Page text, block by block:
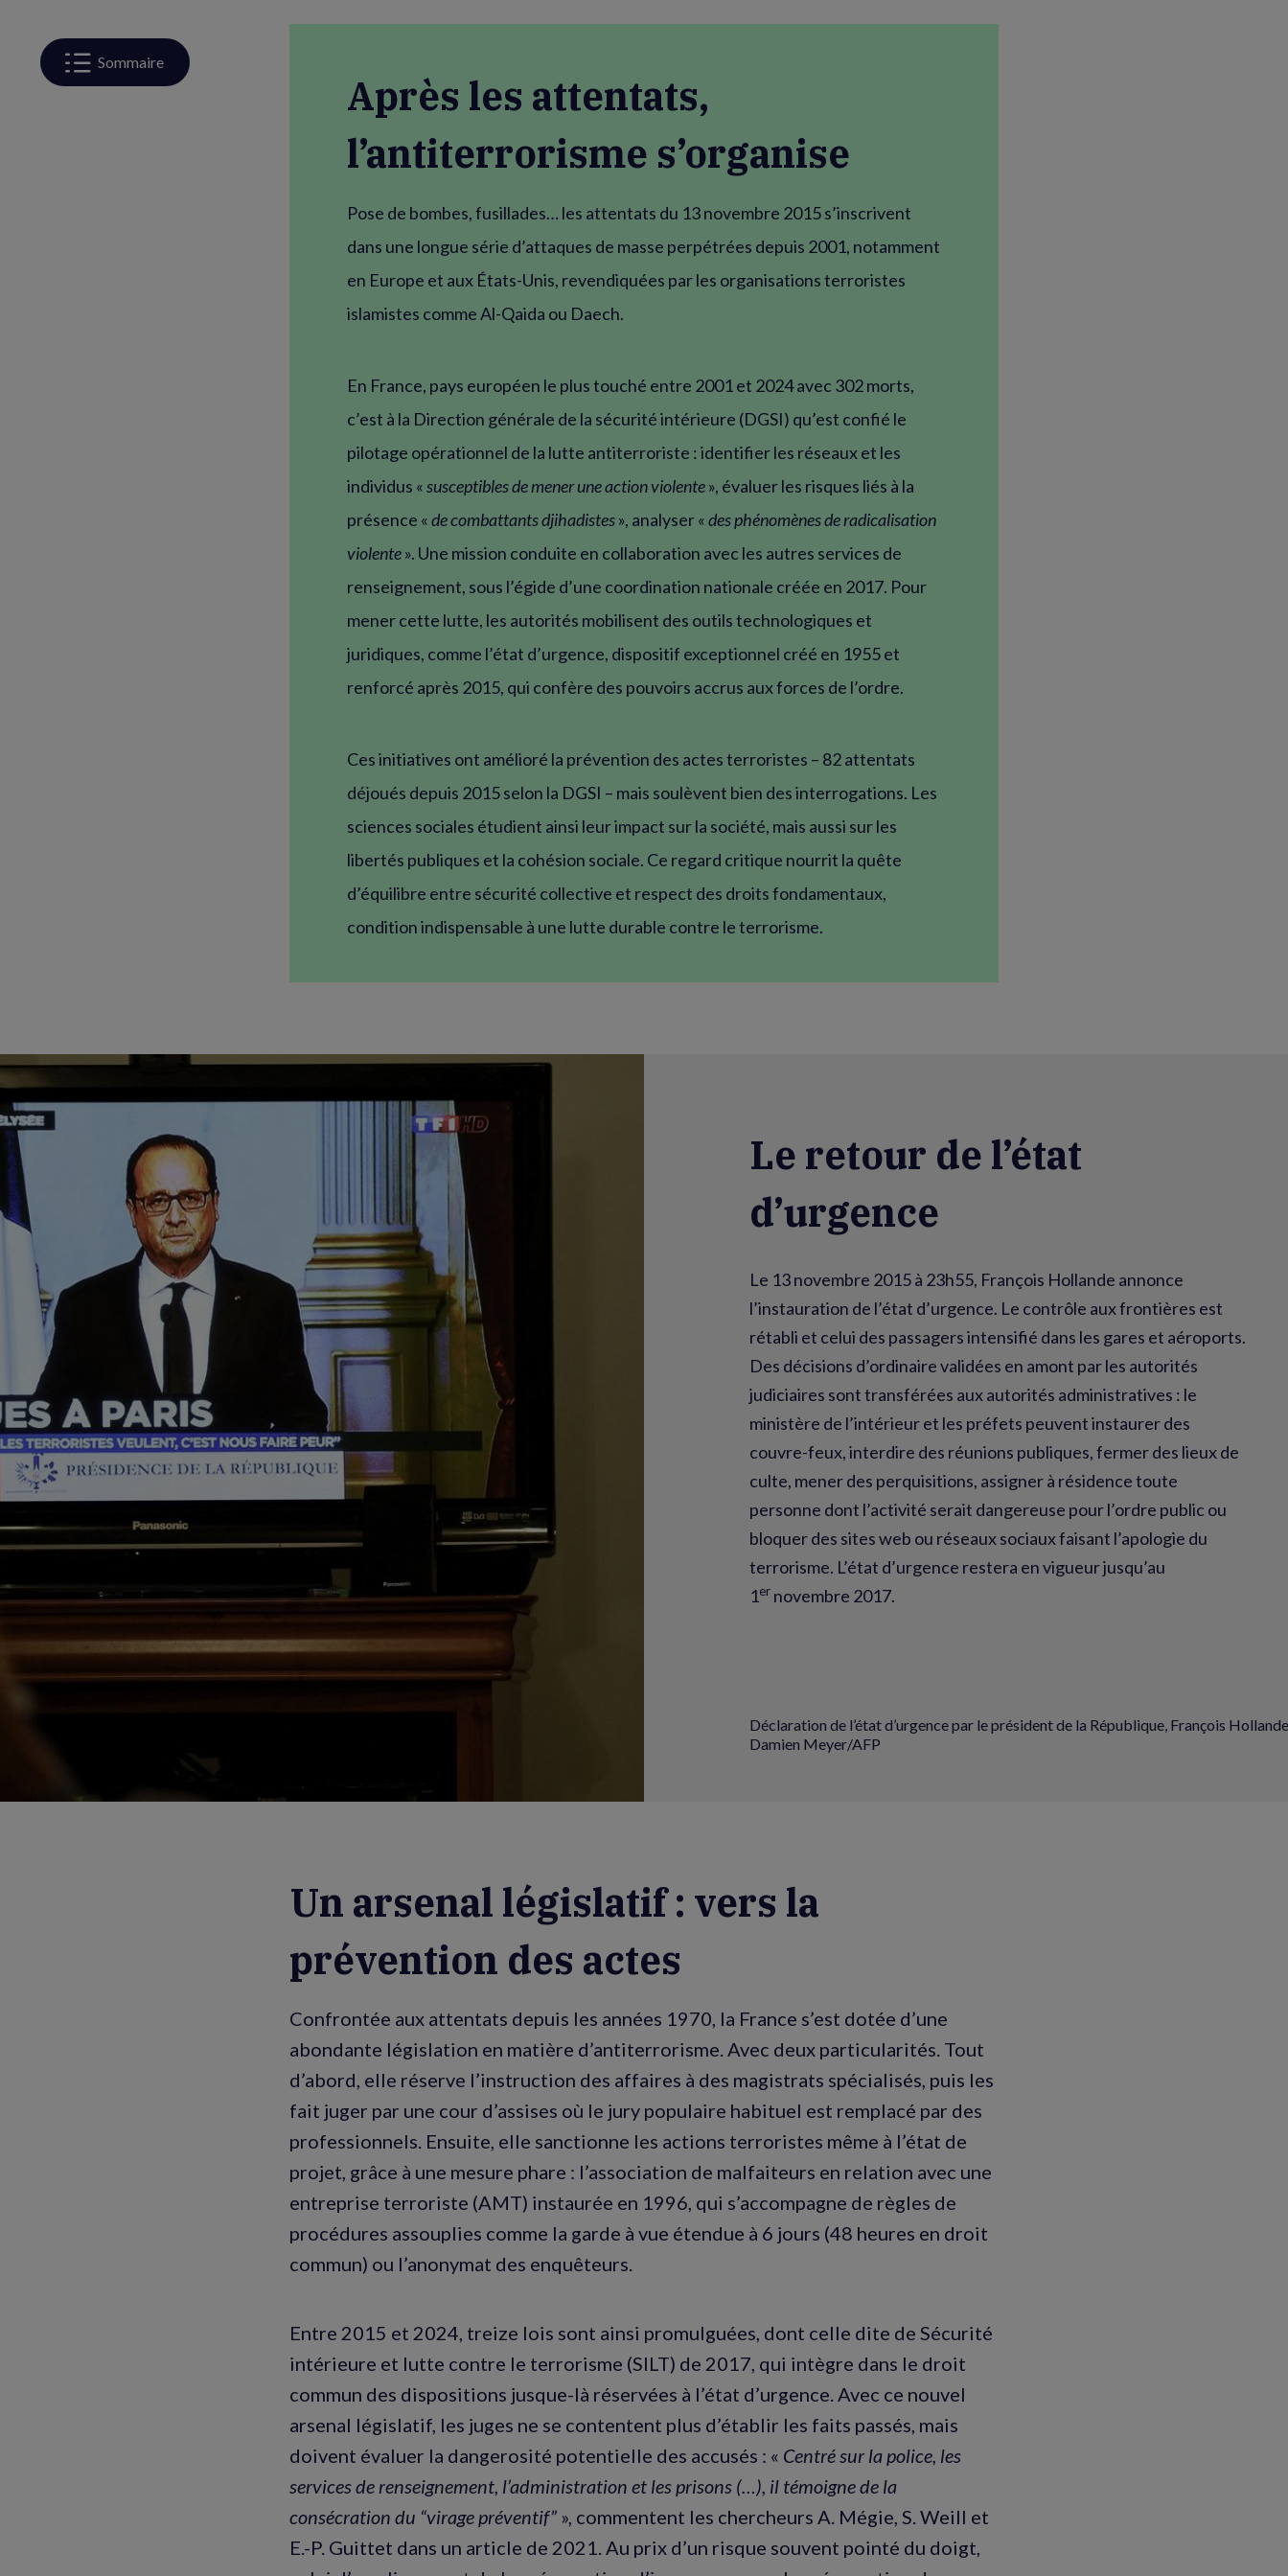
Sommaire
Après les attentats,
l’antiterrorisme s’organise
Pose de bombes, fusillades… les attentats du 13 novembre 2015 s’inscrivent
dans une longue série d’attaques de masse perpétrées depuis 2001, notamment
en Europe et aux États-Unis, revendiquées par les organisations terroristes
islamistes comme Al-Qaida ou Daech.
En France, pays européen le plus touché entre 2001 et 2024 avec 302 morts,
c’est à la Direction générale de la sécurité intérieure (DGSI) qu’est confié le
pilotage opérationnel de la lutte antiterroriste : identifier les réseaux et les
individus «susceptibles de mener une action violente», évaluer les risques liés à la
présence «de combattants djihadistes», analyser «des phénomènes de radicalisation
violente». Une mission conduite en collaboration avec les autres services de
renseignement, sous l’égide d’une coordination nationale créée en 2017. Pour
mener cette lutte, les autorités mobilisent des outils technologiques et
juridiques, comme l’état d’urgence, dispositif exceptionnel créé en 1955 et
renforcé après 2015, qui confère des pouvoirs accrus aux forces de l’ordre.
Ces initiatives ont amélioré la prévention des actes terroristes – 82 attentats
déjoués depuis 2015 selon la DGSI – mais soulèvent bien des interrogations. Les
sciences sociales étudient ainsi leur impact sur la société, mais aussi sur les
libertés publiques et la cohésion sociale. Ce regard critique nourrit la quête
d’équilibre entre sécurité collective et respect des droits fondamentaux,
condition indispensable à une lutte durable contre le terrorisme.
Déclaration de l’état d’urgence par le président de la République, François
Damien Meyer/AFP
Le retour de l’état
d’urgence
Le 13 novembre 2015 à 23h55, François Hollande annonce
l’instauration de l’état d’urgence. Le contrôle aux frontières est
rétabli et celui des passagers intensifié dans les gares et aéroports.
Des décisions d’ordinaire validées en amont par les autorités
judiciaires sont transférées aux autorités administratives : le
ministère de l’intérieur et les préfets peuvent instaurer des
couvre-feux, interdire des réunions publiques, fermer des lieux de
culte, mener des perquisitions, assigner à résidence toute
personne dont l’activité serait dangereuse pour l’ordre public ou
bloquer des sites web ou réseaux sociaux faisant l’apologie du
terrorisme. L’état d’urgence restera en vigueur jusqu’au
1er novembre 2017.
Un arsenal législatif : vers la
prévention des actes
Confrontée aux attentats depuis les années 1970, la France s’est dotée d’une
abondante législation en matière d’antiterrorisme. Avec deux particularités. Tout
d’abord, elle réserve l’instruction des affaires à des magistrats spécialisés, puis les
fait juger par une cour d’assises où le jury populaire habituel est remplacé par des
professionnels. Ensuite, elle sanctionne les actions terroristes même à l’état de
projet, grâce à une mesure phare : l’association de malfaiteurs en relation avec une
entreprise terroriste (AMT) instaurée en 1996, qui s’accompagne de règles de
procédures assouplies comme la garde à vue étendue à 6 jours (48 heures en droit
commun) ou l’anonymat des enquêteurs.
Entre 2015 et 2024, treize lois sont ainsi promulguées, dont celle dite de Sécurité
intérieure et lutte contre le terrorisme (SILT) de 2017, qui intègre dans le droit
commun des dispositions jusque-là réservées à l’état d’urgence. Avec ce nouvel
arsenal législatif, les juges ne se contentent plus d’établir les faits passés, mais
doivent évaluer la dangerosité potentielle des accusés : « Centré sur la police, les
services de renseignement, l’administration et les prisons (…), il témoigne de la
consécration du “virage préventif” », commentent les chercheurs A. Mégie, S. Weill et
E.-P. Guittet dans un article de 2021. Au prix d’un risque souvent pointé du doigt,